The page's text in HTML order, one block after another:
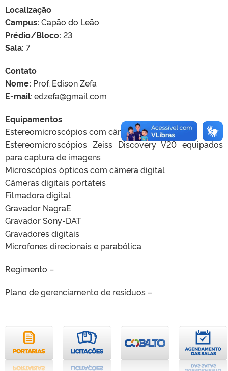
Localização
Campus: Capão do Leão
Prédio/Bloco: 23
Sala: 7
Contato
Nome: Prof. Edison Zefa
E-mail: edzefa@gmail.com
Equipamentos
Estereomicroscópios com câmara clara
Estereomicroscópios Zeiss Discovery V20 equipados
para captura de imagens
Microscópios ópticos com câmera digital
Câmeras digitais portáteis
Filmadora digital
Gravador NagraE
Gravador Sony-DAT
Gravadores digitais
Microfones direcionais e parabólica
Regimento –
Plano de gerenciamento de resíduos –